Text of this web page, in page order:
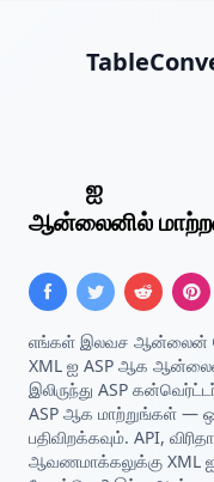
ஐ
ஆன்லைனில்
எங்கள் இலவச ஆன்லைன்
XML ஐ ASP ஆக
இலிருந்து ASP
ASP ஆக மாற்றுங்கள் —
பதிவிறக்கவும். API,
ஆவணமாக்கலுக்கு XML